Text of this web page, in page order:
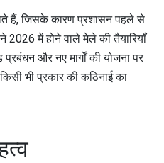
हैं, जिसके कारण प्रशासन पहले से
2026 में होने वाले मेले की तैयारियाँ
और नए मार्गों की योजना पर
भी प्रकार की कठिनाई का